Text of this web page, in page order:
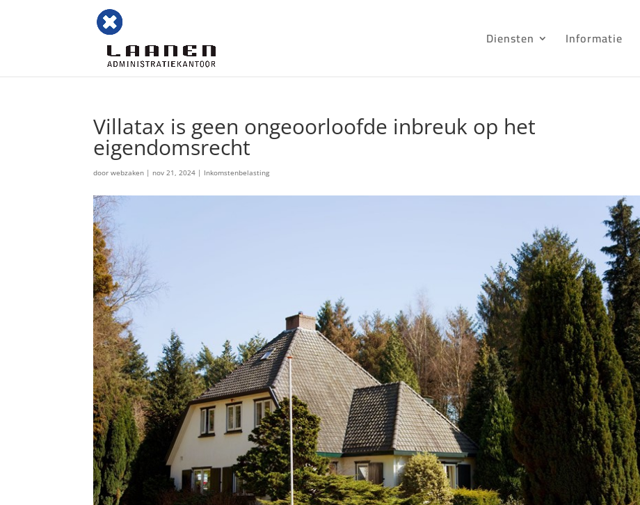
Diensten Informatie
Villatax is geen ongeoorloofde inbreuk op het
eigendomsrecht
doorwebzaken | nov 21, 2024 | Inkomstenbelasting